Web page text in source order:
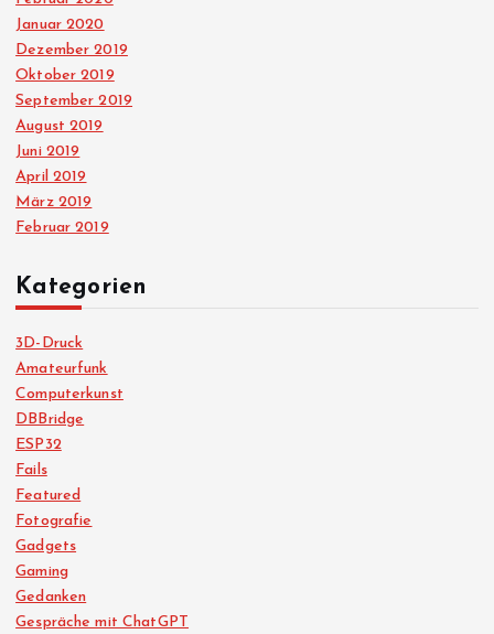
Januar 2020
Dezember 2019
Oktober 2019
September 2019
August 2019
Juni 2019
April 2019
März 2019
Februar 2019
Kategorien
3D-Druck
Amateurfunk
Computerkunst
DBBridge
ESP32
Fails
Featured
Fotografie
Gadgets
Gaming
Gedanken
Gespräche mit ChatGPT